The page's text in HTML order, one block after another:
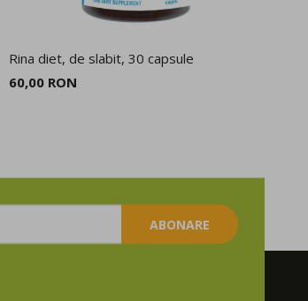
Rina diet, de slabit, 30 capsule
60,00 RON
ABONARE